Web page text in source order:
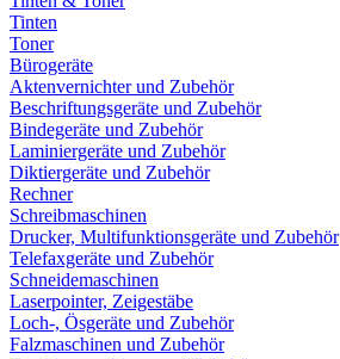
Tinten
Toner
Bürogeräte
Aktenvernichter und Zubehör
Beschriftungsgeräte und Zubehör
Bindegeräte und Zubehör
Laminiergeräte und Zubehör
Diktiergeräte und Zubehör
Rechner
Schreibmaschinen
Drucker, Multifunktionsgeräte und Zubehör
Telefaxgeräte und Zubehör
Schneidemaschinen
Laserpointer, Zeigestäbe
Loch-, Ösgeräte und Zubehör
Falzmaschinen und Zubehör